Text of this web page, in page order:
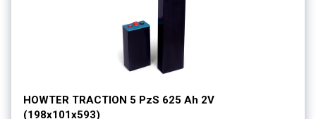
HOWTER TRACTION 5 PzS 625 Ah 2V
(198x101x593)